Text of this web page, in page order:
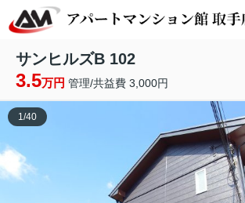
サンヒルズB 102
3.5万円 管理/共益費 3,000円
1/40